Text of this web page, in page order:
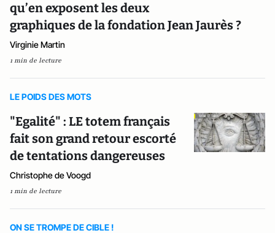
qu’en exposent les deux
graphiques de la fondation Jean Jaurès ?
Virginie Martin
1 min de lecture
LE POIDS DES MOTS
"Egalité" : LE totem français
fait son grand retour escorté
de tentations dangereuses
Christophe de Voogd
1 min de lecture
ON SE TROMPE DE CIBLE !